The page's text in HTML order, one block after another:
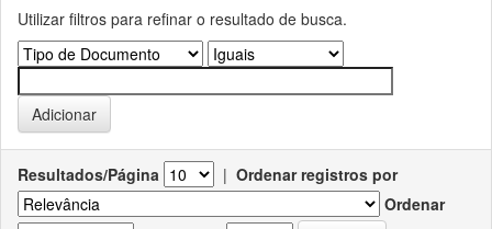
Utilizar filtros para refinar o resultado de busca.
Resultados/Página | Ordenar registros por
Ordenar